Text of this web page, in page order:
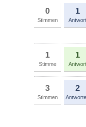
0
Stimmen
1
Antwort
1
Stimme
1
Antwort
3
Stimmen
2